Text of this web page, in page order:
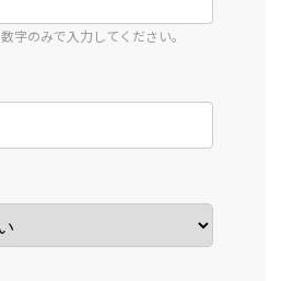
字のみで入力してください。